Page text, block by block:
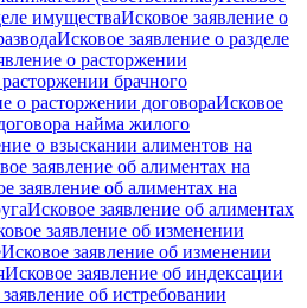
имуществаИсковое заявление о
Исковое заявление о разделе
о расторжении
брачного
о расторжении договораИсковое
найма жилого
о взыскании алиментов на
заявление об алиментах на
заявление об алиментах на
Исковое заявление об алиментах
заявление об изменении
Исковое заявление об изменении
Исковое заявление об индексации
об истребовании